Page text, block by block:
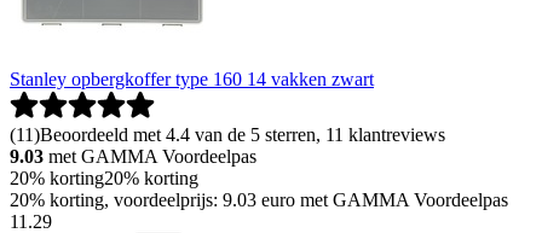
Stanley opbergkoffer type 160 14 vakken zwart
(11)Beoordeeld met 4.4 van de 5 sterren, 11 klantreviews
9.03 met GAMMA Voordeelpas
20% korting20% korting
20% korting, voordeelprijs: 9.03 euro met GAMMA Voordeelpas
11 .29